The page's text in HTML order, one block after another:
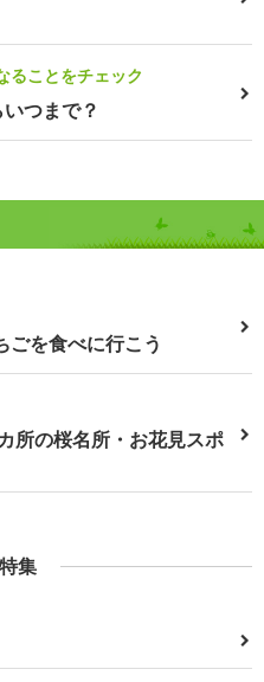
ることをチェック
つまで？
ごを食べに行こう
所の桜名所・お花見スポ
集